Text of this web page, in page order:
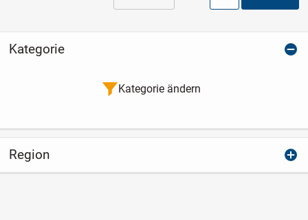
Kategorie
Kategorie ändern
Region